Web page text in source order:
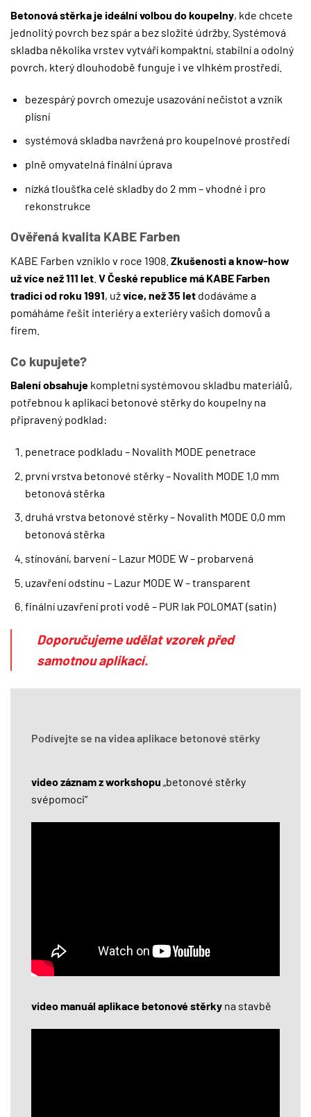
Betonová stěrka je ideální volbou do koupelny, kde chcete
jednolitý povrch bez spár a bez složité údržby. Systémová
skladba několika vrstev vytváří kompaktní, stabilní a odolný
povrch, který dlouhodobě funguje i ve vlhkém prostředí.
bezespárý povrch omezuje usazování nečistot a vznik
plísní
systémová skladba navržená pro koupelnové prostředí
plně omyvatelná finální úprava
nízká tloušťka celé skladby do 2 mm – vhodné i pro
rekonstrukce
Ověřená kvalita KABE Farben
KABE Farben vzniklo v roce 1908. Zkušenosti a know-how
už více než 111 let V České republice má KABE Farben
tradici od roku 1991, užvíce, než 35 let dodáváme a
pomáháme řešit interiéry a exteriéry vašich domovů a
firem.
Co kupujete?
Balení obsahuje kompletní systémovou skladbu materiálů,
potřebnou k aplikaci betonové stěrky do koupelny na
připravený podklad:
penetrace podkladu – Novalith MODE penetrace
první vrstva betonové stěrky – Novalith MODE 1,0 mm
betonová stěrka
druhá vrstva betonové stěrky – Novalith MODE 0,0 mm
betonová stěrka
stínování, barvení – Lazur MODE W – probarvená
uzavření odstínu – Lazur MODE W – transparent
finální uzavření proti vodě – PUR lak POLOMAT (satin)
Doporučujeme udělat vzorek před
samotnou aplikací.
Podívejte se na videa aplikace betonové stěrky
video záznam z workshopu „betonové stěrky
svépomoci“
video manuál aplikace betonové stěrky na stavbě